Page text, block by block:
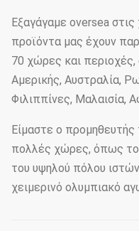
Εξαγάγαμε oversea
προϊόντα μας έχουν
70 χώρες και
Αμερικής, Αυστραλία,
Φιλιππίνες, Μαλαισία,
Είμαστε ο
πολλές χώρες, όπως
του υψηλού πόλου
χειμερινό ολυμπιακό